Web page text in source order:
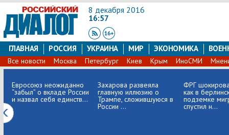
8 декабря 2016
16:57
ГЛАВНАЯ РОССИЯ УКРАИНА МИР ЭКОНОМИКА
Все новости Москва Петербург Киев Крым ИноСМИ
Евросоюз неожиданно
“забыл” о вкладе России
и назвал себя единств...
Захарова развеяла
главную иллюзию о
Трампе, сложившуюся в
России ...
ФРГ
как в
подземке
спустил н...